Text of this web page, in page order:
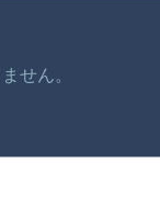
せん。